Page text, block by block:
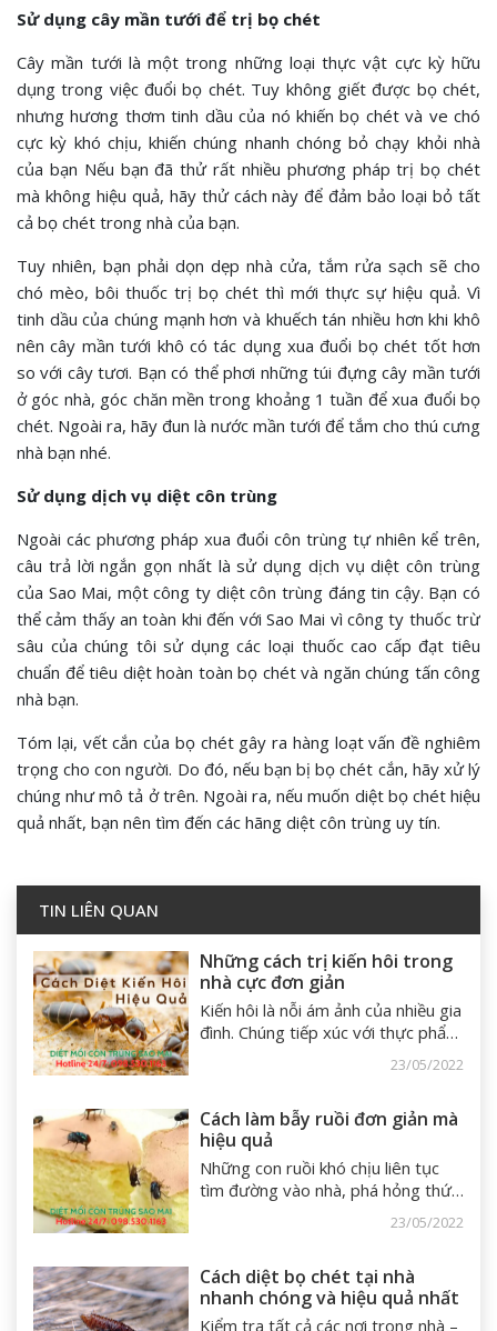
Sử dụng cây mần tưới để trị bọ chét
Cây mần tưới là một trong những loại thực vật cực kỳ hữu
dụng trong việc đuổi bọ chét. Tuy không giết được bọ chét,
nhưng hương thơm tinh dầu của nó khiến bọ chét và ve chó
cực kỳ khó chịu, khiến chúng nhanh chóng bỏ chạy khỏi nhà
của bạn Nếu bạn đã thử rất nhiều phương pháp trị bọ chét
mà không hiệu quả, hãy thử cách này để đảm bảo loại bỏ tất
cả bọ chét trong nhà của bạn.
Tuy nhiên, bạn phải dọn dẹp nhà cửa, tắm rửa sạch sẽ cho
chó mèo, bôi thuốc trị bọ chét thì mới thực sự hiệu quả. Vì
tinh dầu của chúng mạnh hơn và khuếch tán nhiều hơn khi khô
nên cây mần tưới khô có tác dụng xua đuổi bọ chét tốt hơn
so với cây tươi. Bạn có thể phơi những túi đựng cây mần tưới
ở góc nhà, góc chăn mền trong khoảng 1 tuần để xua đuổi bọ
chét. Ngoài ra, hãy đun là nước mần tưới để tắm cho thú cưng
nhà bạn nhé.
Sử dụng dịch vụ diệt côn trùng
Ngoài các phương pháp xua đuổi côn trùng tự nhiên kể trên,
câu trả lời ngắn gọn nhất là sử dụng dịch vụ diệt côn trùng
của Sao Mai, một công ty diệt côn trùng đáng tin cậy. Bạn có
thể cảm thấy an toàn khi đến với Sao Mai vì công ty thuốc trừ
sâu của chúng tôi sử dụng các loại thuốc cao cấp đạt tiêu
chuẩn để tiêu diệt hoàn toàn bọ chét và ngăn chúng tấn công
nhà bạn.
Tóm lại, vết cắn của bọ chét gây ra hàng loạt vấn đề nghiêm
trọng cho con người. Do đó, nếu bạn bị bọ chét cắn, hãy xử lý
chúng như mô tả ở trên. Ngoài ra, nếu muốn diệt bọ chét hiệu
quả nhất, bạn nên tìm đến các hãng diệt côn trùng uy tín.
TIN LIÊN QUAN
Những cách trị kiến hôi trong
nhà cực đơn giản
Kiến hôi là nỗi ám ảnh của nhiều gia
đình. Chúng tiếp xúc với thực phẩm
tán mùi hôi cho những thứ đó. Để
sau đây của Sao Mai sẽ cung cấp
cho bạn những cách đơn giản và
hiệu quả để đuổi kiến ​​hôi trong nhà.
Hi vọng bài viết này sẽ mang lại
tìm được cách đuổi kiến ​​hôi phù
23/05/2022
Cách làm bẫy ruồi đơn giản mà
hiệu quả
Những con ruồi khó chịu liên tục
tìm đường vào nhà, phá hỏng thức
khó chịu. Nếu sử dụng các biện
xuyên và lâu dài sẽ dễ gây hại cho
sức khỏe của bạn và gia đình. Vì
vậy, bẫy ruồi là lựa chọn tốt nhất
23/05/2022
Cách diệt bọ chét tại nhà
nhanh chóng và hiệu quả nhất
Kiểm tra tất cả các nơi trong nhà –